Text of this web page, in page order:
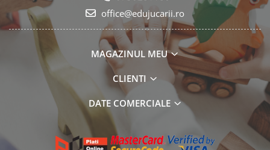
office@edujucarii.ro
MAGAZINUL MEU
CLIENTI
DATE COMERCIALE